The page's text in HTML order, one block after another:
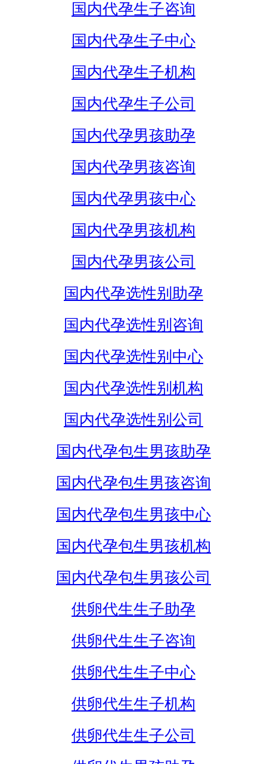
国内代孕生子咨询
国内代孕生子中心
国内代孕生子机构
国内代孕生子公司
国内代孕男孩助孕
国内代孕男孩咨询
国内代孕男孩中心
国内代孕男孩机构
国内代孕男孩公司
国内代孕选性别助孕
国内代孕选性别咨询
国内代孕选性别中心
国内代孕选性别机构
国内代孕选性别公司
国内代孕包生男孩助孕
国内代孕包生男孩咨询
国内代孕包生男孩中心
国内代孕包生男孩机构
国内代孕包生男孩公司
供卵代生生子助孕
供卵代生生子咨询
供卵代生生子中心
供卵代生生子机构
供卵代生生子公司